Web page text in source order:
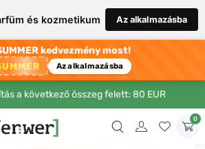
és kozmetikum Az alkalmazásba
kedvezmény most!
Az alkalmazásba
a következő összeg felett: 80 EUR
0